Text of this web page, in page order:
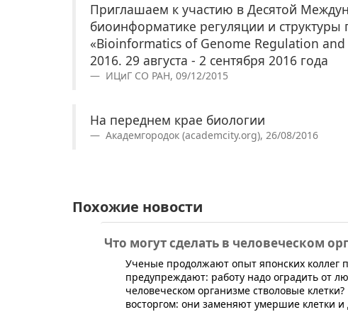
Приглашаем к участию в Десятой
биоинформатике регуляции и
«Bioinformatics of Genome Regulation and
2016. 29 августа - 2 сентября 2016 года
ИЦиГ СО РАН, 09/12/2015
На переднем крае биологии
Академгородок (academcity.org), 26/08/2016
Похожие новости
Что могут сделать в человеческом
​Ученые продолжают опыт японских
предупреждают: работу надо оградить от
человеческом организме стволовые
восторгом: они заменяют умершие клетки и